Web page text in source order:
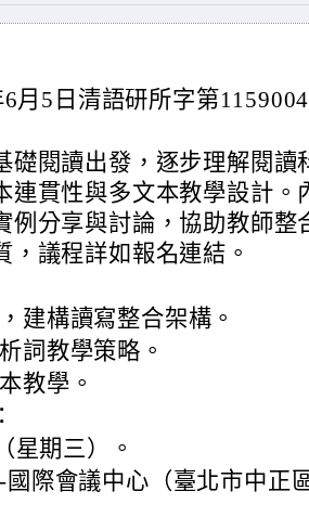
月5日清語研所字第
礎閱讀出發，逐步理解閱讀
連貫性與多文本教學設計。
例分享與討論，協助教師整
議程詳如報名連結。
建構讀寫整合架構。
詞教學策略。
教學。
星期三）。
際會議中心（臺北市中正